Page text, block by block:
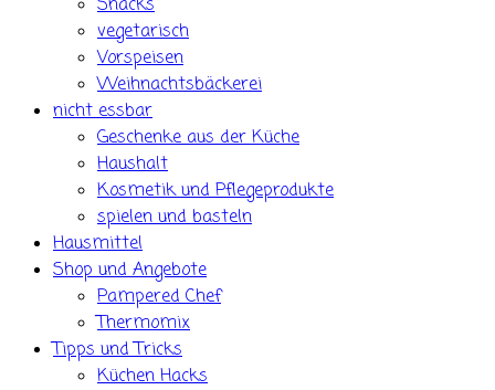
Snacks
vegetarisch
Vorspeisen
Weihnachtsbäckerei
nicht essbar
Geschenke aus der Küche
Haushalt
Kosmetik und Pflegeprodukte
spielen und basteln
Hausmittel
Shop und Angebote
Pampered Chef
Thermomix
Tipps und Tricks
Küchen Hacks